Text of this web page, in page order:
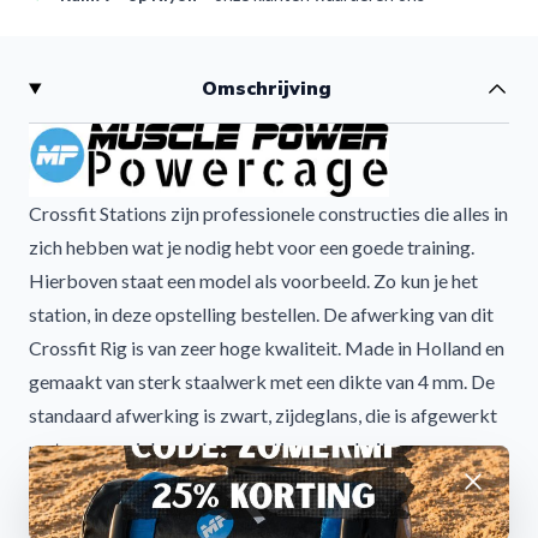
Omschrijving
Crossfit Stations zijn professionele constructies die alles in
zich hebben wat je nodig hebt voor een goede training.
Hierboven staat een model als voorbeeld. Zo kun je het
station, in deze opstelling bestellen. De afwerking van dit
Crossfit Rig is van zeer hoge kwaliteit. Made in Holland en
gemaakt van sterk staalwerk met een dikte van 4 mm. De
standaard afwerking is zwart, zijdeglans, die is afgewerkt
met een speciale outdoor-coating, voor buiten.
Crossfit Station model is bedoeld voor:
Squat
Product video's
Afwijzen